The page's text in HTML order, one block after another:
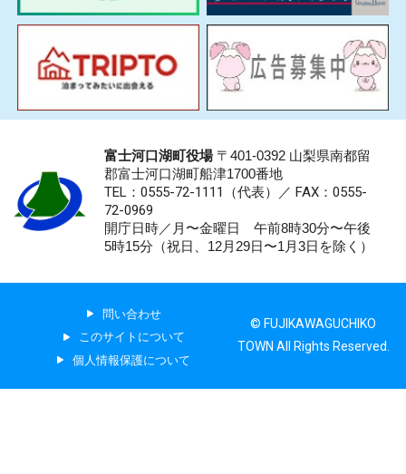
富士河口湖町役場〒401-0392 山梨県南都留
郡富士河口湖町船津1700番地
TEL：0555-72-1111 （代表）／ FAX：0555-
72-0969
開庁日時／月〜金曜日 午前8時30分〜午後
5時15分（祝日、12月29日〜1月3日を除く）
問い合わせ
このサイトについて
個人情報保護について
© FUJIKAWAGUCHIKO
TOWN All Rights Reserved.